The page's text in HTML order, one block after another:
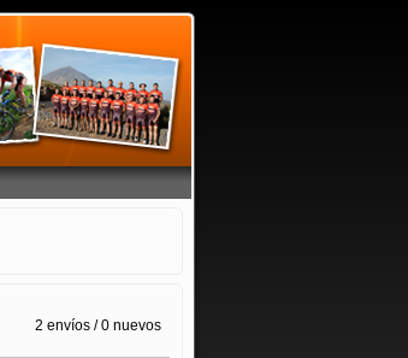
2 envíos / 0 nuevos